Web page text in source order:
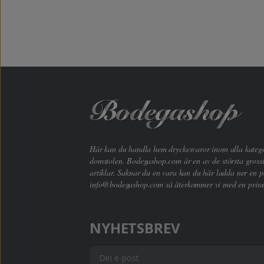
Här kan du handla hem dryckesvaror inom alla
domstolen. Bodegashop.com är en av de största
artiklar. Saknar du en vara kan du här ladda ner en
info@bodegashop.comså återkommer vi med en
NYHETSBREV